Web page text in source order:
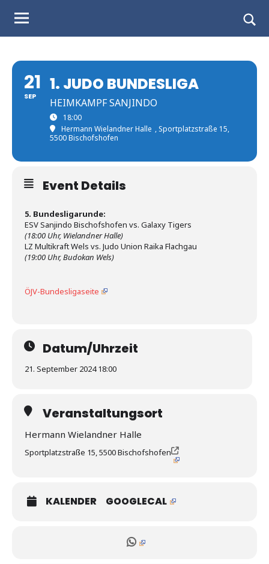
Judo
Landesverband
Salzburg
form
21
SEP
1. JUDO BUNDESLIGA
HEIMKAMPF SANJINDO
18:00
Hermann Wielandner Halle , Sportplatzstraße 15,
5500 Bischofshofen
Event Details
5. Bundesligarunde:
ESV Sanjindo Bischofshofen vs. Galaxy Tigers
(18:00 Uhr, Wielandner Halle)
LZ Multikraft Wels vs. Judo Union Raika Flachgau
(19:00 Uhr, Budokan Wels)
ÖJV-Bundesligaseite
Datum/Uhrzeit
21. September 2024 18:00
Veranstaltungsort
Hermann Wielandner Halle
Sportplatzstraße 15, 5500 Bischofshofen
KALENDER GOOGLECAL